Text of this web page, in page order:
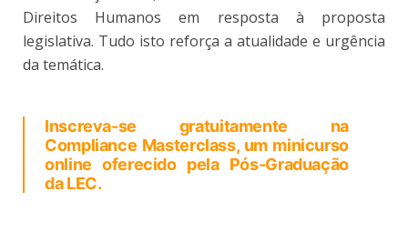
Direitos Humanos em resposta à proposta
legislativa. Tudo isto reforça a atualidade e urgência
da temática.
Inscreva-se gratuitamente na
Compliance Masterclass, um minicurso
online oferecido pela Pós-Graduação
da LEC.